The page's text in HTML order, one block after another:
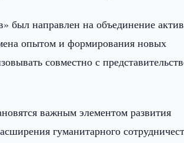
был направлен на объединение
опытом и формирования новых
совместно с
важным элементом развития
гуманитарного